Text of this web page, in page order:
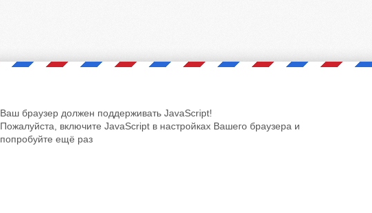
Ваш браузер должен поддерживать JavaScript!
Пожалуйста, включите JavaScript в настройках Вашего браузера и
попробуйте ещё раз